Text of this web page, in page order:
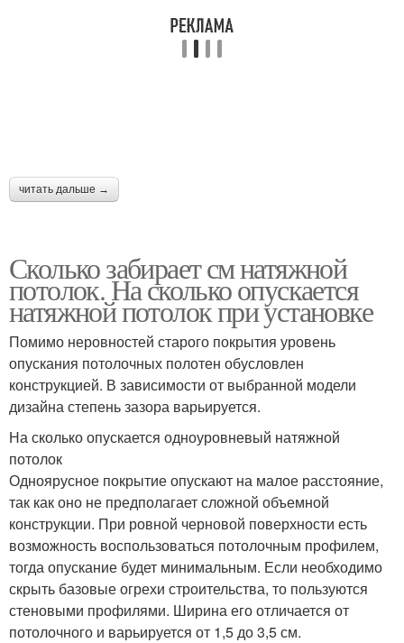
читать дальше →
Сколько забирает см натяжной
потолок. На сколько опускается
натяжной потолок при установке
Помимо неровностей старого покрытия уровень
опускания потолочных полотен обусловлен
конструкцией. В зависимости от выбранной модели
дизайна степень зазора варьируется.
На сколько опускается одноуровневый натяжной
потолок
Одноярусное покрытие опускают на малое расстояние,
так как оно не предполагает сложной объемной
конструкции. При ровной черновой поверхности есть
возможность воспользоваться потолочным профилем,
тогда опускание будет минимальным. Если необходимо
скрыть базовые огрехи строительства, то пользуются
стеновыми профилями. Ширина его отличается от
потолочного и варьируется от 1,5 до 3,5 см.